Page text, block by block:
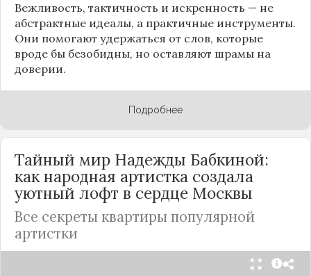
Вежливость, тактичность и искренность — не
абстрактные идеалы, а практичные инструменты.
Они помогают удержаться от слов, которые
вроде бы безобидны, но оставляют шрамы на
доверии.
Подробнее
Тайный мир Надежды Бабкиной:
как народная артистка создала
уютный лофт в сердце Москвы
Все секреты квартиры популярной
артистки